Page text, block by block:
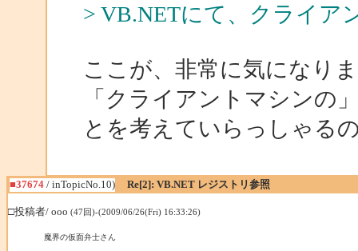
> VB.NETにて、クライア
ここが、非常に気になり
「クライアントマシンの
とを考えていらっしゃる
■37674 / inTopicNo.10) Re[2]: VB.NET レジストリ参照
□投稿者/ ooo (47回)-(2009/06/26(Fri) 16:33:26)
魔界の仮面弁士さん